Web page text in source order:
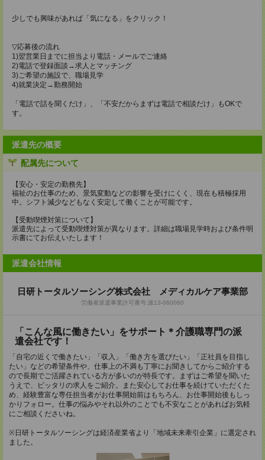
少しでも興味があれば「気になる」をクリック！
▽応募後の流れ
1)翌営業日までに担当より電話・メールでご連絡
2)電話で登録面談→求人とマッチング
3)ご希望の施設で、職場見学
4)就業決定→勤務開始
「電話で話を聞くだけ」、「不安だからまずは電話で相談だけ」もOKで
す。
派遣先の概要
配属先について
【安心・安定の勤務先】
福祉のお仕事のため、景気変動などの影響を受けにくく、現在も積極採用
中。シフト減少などもなく安定して働くことが可能です。
【受動喫煙対策について】
派遣先によって受動喫煙対策が異なります。詳細は職場見学時および条件明
示書にてお伝えいたします！
派遣会社情報
日研トータルソーシング株式会社 メディカルケア事業部
労働者派遣事業許可番号:派13-060060
「こんな風に働きたい」をサポート＊介護職専門の派
遣会社です！
「自宅の近くで働きたい」「収入」「働き方を選びたい」「正社員を目指し
たい」などの希望条件や、仕事上の不満も丁寧にお聞きしてからご紹介する
ので長期でご活躍されている方が多いのが特長です。まずはご希望を聞いた
うえで、ピッタリの求人をご紹介。また安心してお仕事を続けていただくた
め、経験豊富な専任担当者がお仕事開始前はもちろん、お仕事開始後もしっ
かりフォロー。仕事の悩みやそれ以外のことでも不安なことがあればお気軽
にご相談くださいね。
※日研トータルソーシングは経済産業省より「地域未来牽引企業」に選定され
ました。